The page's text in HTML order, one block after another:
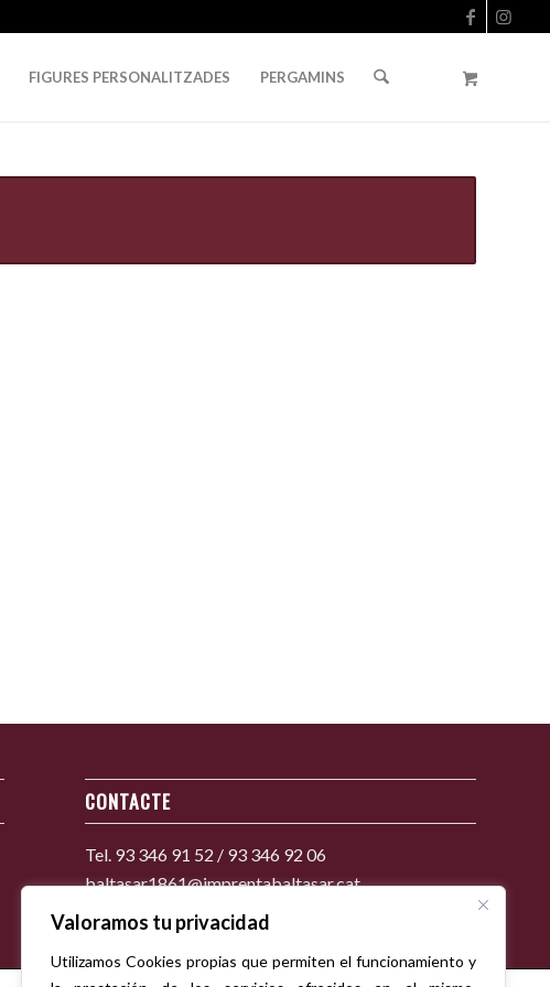
Valoramos tu privacidad
Utilizamos Cookies propias que permiten el funcionamiento y
FIGURES PERSONALITZADES PERGAMINS
CONTACTE
Tel. 93 346 91 52 / 93 346 92 06
baltasar1861@imprentabaltasar.cat